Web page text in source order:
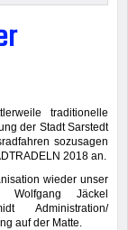
traditionelle
der Stadt Sarstedt
sozusagen
2018 an.
wieder unser
Jäckel
Administration/
auf der Matte.